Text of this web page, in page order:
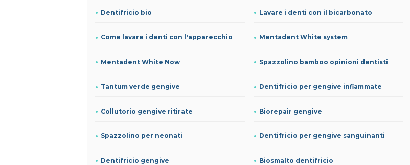
Dentifricio bio Lavare i denti con il bicarbonato
Come lavare i denti con l'apparecchio Mentadent White system
Mentadent White Now Spazzolino bamboo opinioni dentisti
Tantum verde gengive Dentifricio per gengive infiammate
Collutorio gengive ritirate Biorepair gengive
Spazzolino per neonati Dentifricio per gengive sanguinanti
Dentifricio gengive Biosmalto dentifricio